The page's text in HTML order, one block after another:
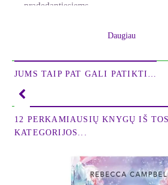
pradedantiesiems.
Susijunkite su subtiliomis visatos
Ištrauka iš knygos
radiostezijos tema; antroji
pasauliai“. Radiostezija reiškia
jutimą; šis gebėjimas būdingas
Norint praktiškai pritaikyti šį
ypatingas jautrumas
Daugiau
JUMS TAIP PAT GALI PATIKTI…
12 PERKAMIAUSIŲ KNYGŲ IŠ
KATEGORIJOS...